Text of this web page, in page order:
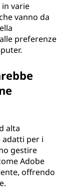
varie
vanno da
preferenze
alta
per i
gestire
Adobe
offrendo